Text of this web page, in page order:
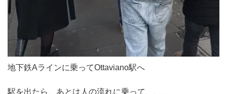
地下鉄Aラインに乗ってOttaviano駅へ
駅を出たら、あとは人の流れに乗って、、、